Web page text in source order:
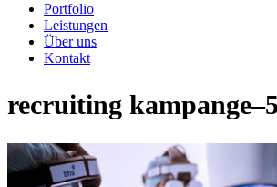
Portfolio
Leistungen
Über uns
Kontakt
recruiting kampange–5